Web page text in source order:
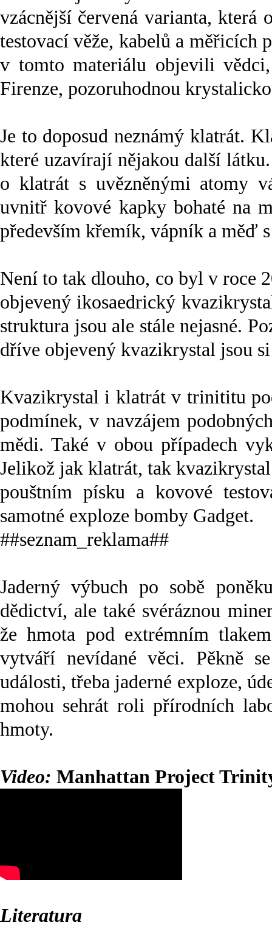
vzácnější červená varianta, která
testovací věže, kabelů a
v tomto materiálu objevili
Firenze, pozoruhodnou
Je to doposud neznámý klatrát.
které uzavírají nějakou další
o klatrát s uvězněnými atomy
uvnitř kovové kapky bohaté na
především křemík, vápník a měď
Není to tak dlouho, co byl v roce
objevený ikosaedrický
struktura jsou ale stále nejasné.
dříve objevený kvazikrystal jsou
Kvazikrystal i klatrát v trinititu
podmínek, v navzájem
mědi. Také v obou případech
Jelikož jak klatrát, tak
pouštním písku a kovové
samotné exploze bomby Gadget.
##seznam_reklama##
Jaderný výbuch po sobě
dědictví, ale také svéráznou
že hmota pod extrémním
vytváří nevídané věci. Pěkně
události, třeba jaderné exploze,
mohou sehrát roli přírodních
hmoty.
Video: Manhattan Project
Literatura